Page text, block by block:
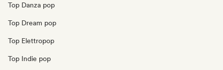
Top Danza pop
Top Dream pop
Top Elettropop
Top Indie pop